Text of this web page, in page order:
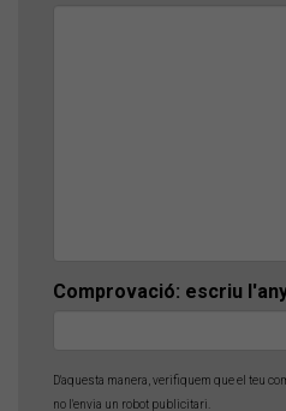
Comprovació: escriu
D'aquesta manera, verifiquem que el teu
no l'envia un robot publicitari.